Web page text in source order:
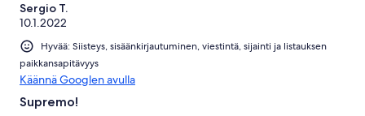
Sergio T.
10.1.2022
Hyvää: Siisteys, sisäänkirjautuminen, viestintä, sijainti ja listauksen
paikkansapitävyys
Käännä Googlen avulla
Supremo!